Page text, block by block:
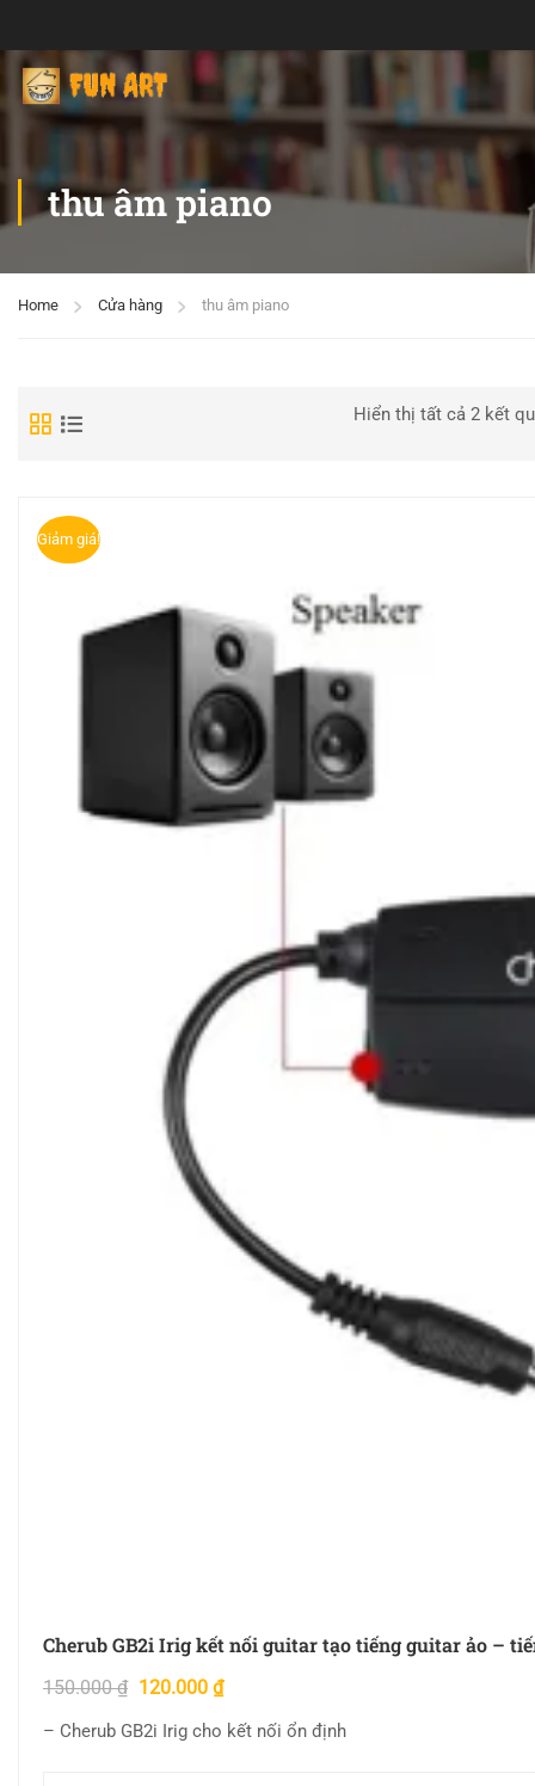
thu âm piano
Home Cửa hàng thu âm piano
Hiển thị tất cả 2 kết
Giảm giá!
Cherub GB2i Irig kết nối guitar tạo tiếng guitar ảo –
150.000₫ 120.000 ₫
– Cherub GB2i Irig cho kết nối ổn định